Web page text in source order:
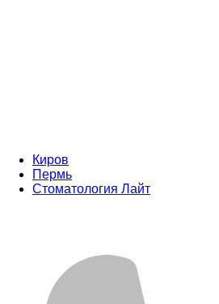
Киров
Пермь
Стоматология Лайт